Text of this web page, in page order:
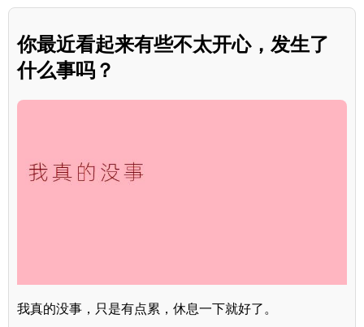
你最近看起来有些不太开心，发生了
什么事吗？
我真的没事，只是有点累，休息一下就好了。